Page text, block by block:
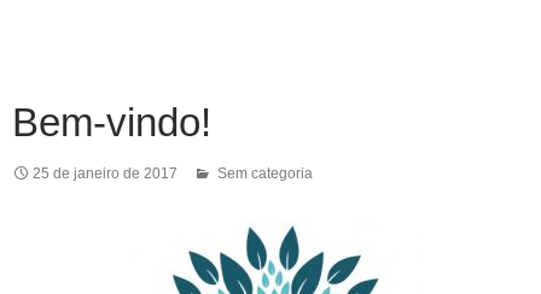
Bem-vindo!
25 de janeiro de 2017 Sem categoria